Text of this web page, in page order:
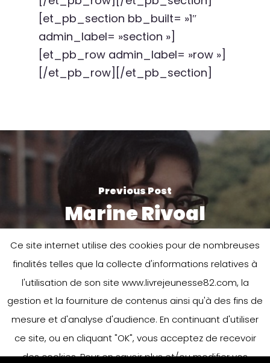
[et_pb_section bb_built= »1″
admin_label= »section »]
[et_pb_row admin_label= »row »]
[/et_pb_row][/et_pb_section]
Previous Post
Marine Rivoal
Next Post
Ce site internet utilise des cookies pour de nombreuses
finalités telles que la collecte d'informations relatives à
l'utilisation de son site www.livrejeunesse82.com, la
gestion et la fourniture de contenus ainsi qu'à des fins de
mesure et d'analyse d'audience. En continuant d'utiliser
ce site, ou en cliquant "OK", vous acceptez de recevoir
des cookies. Pour en savoir plus et/ou modifier vos